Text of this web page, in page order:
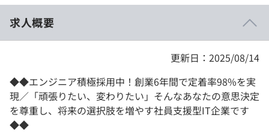
契約内容・クーポン
求人概要
更新日：2025/08/14
◆◆エンジニア積極採用中！創業6年間で定着率98%を実
現／「頑張りたい、変わりたい」そんなあなたの意思決定
を尊重し、将来の選択肢を増やす社員支援型IT企業です
◆◆